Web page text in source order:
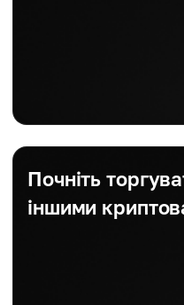
Почніть
іншими